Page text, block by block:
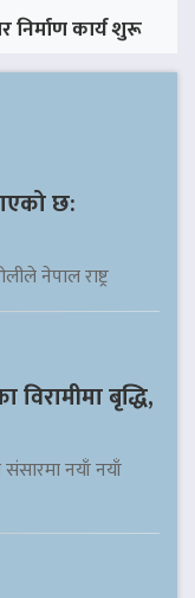
कार्य शुरू
छ:
नेपाल राष्ट्र
बृद्धि,
नयाँ नयाँ